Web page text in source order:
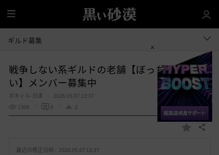
全
体
ギルド募集
戦争しない系ギルドの老舗【ぼっち民の集
い】メンバー募集中
ポキィル-日本
2026.05.07 13:37
1308
0 2
お 共有する
最近の修正日時 : 2026.05.07 13:37